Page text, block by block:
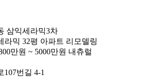
삼익세라믹3차
라믹 32평 아파트 리모델링
만원 ~ 5000만원 내츄럴
107번길 4-1